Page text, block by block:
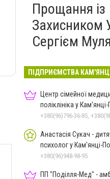
Прощання із
Захисником
Сергієм
ПІДПРИЄМСТВА
Центр сімейної
поліклініка у
Анастасія Сукач -
психолог у Кам'янці-
+380(96)948-98-95
ПП "Поділля-Мед" -